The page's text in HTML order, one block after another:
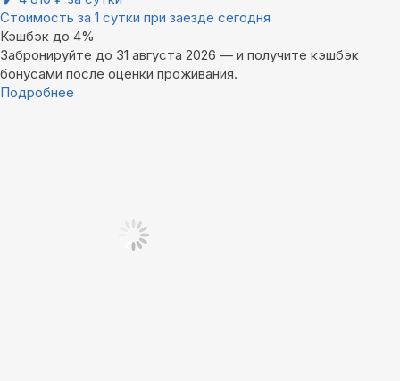
Стоимость за 1 сутки при заезде сегодня
Кэшбэк до 4%
Забронируйте до 31 августа 2026 — и получите кэшбэк
бонусами после оценки проживания.
Подробнее